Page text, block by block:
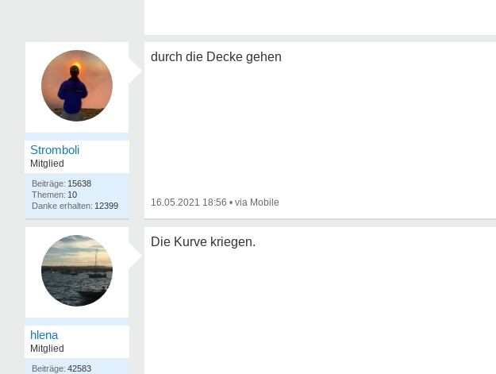
Stromboli
Mitglied
15638
10
12399
durch die Decke gehen
16.05.2021 18:56 •
hlena
Mitglied
42583
Die Kurve kriegen.